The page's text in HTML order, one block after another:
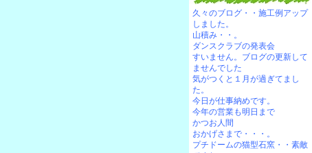
久々のブログ・・施工例アップ
しました。
山積み・・。
ダンスクラブの発表会
すいません。ブログの更新して
ませんでした
気がつくと１月が過ぎてまし
た。
今日が仕事納めです。
今年の営業も明日まで
かつお人間
おかげさまで・・・。
プチドームの猫型石窯・・素敵